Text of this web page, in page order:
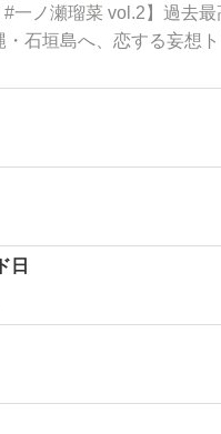
#一ノ瀬瑠菜 vol.2】過去
・石垣島へ、恋する妄想
日